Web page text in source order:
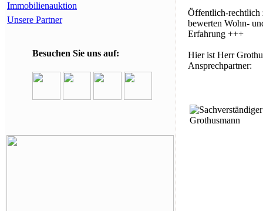
Immobilienauktion
Unsere Partner
Besuchen Sie uns auf:
Öffentlich-rechtlich
bewerten Wohn-
Erfahrung +++
Hier ist Herr
Ansprechpartner: